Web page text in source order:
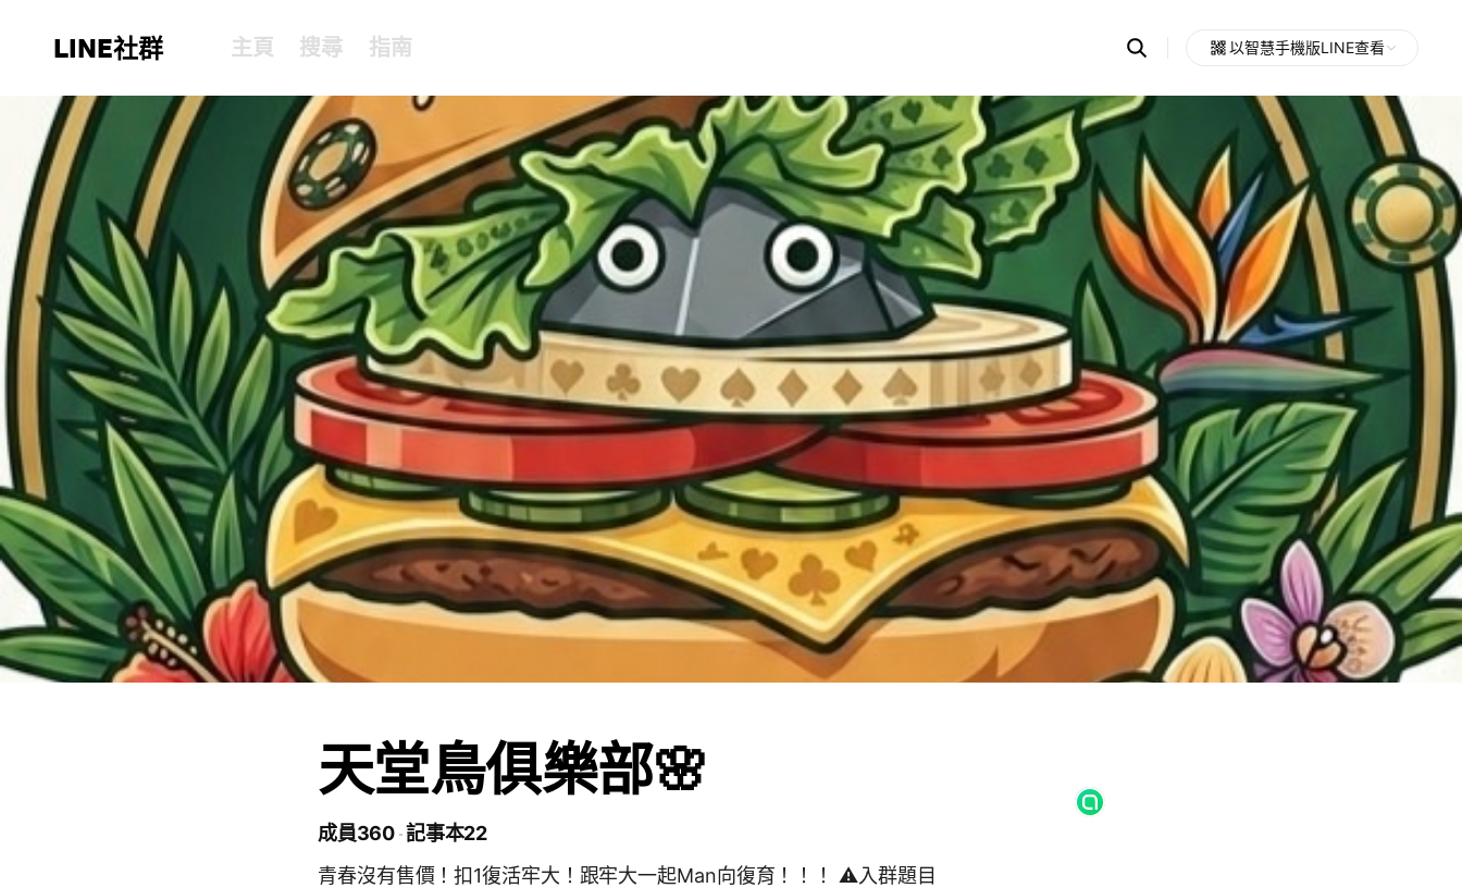
LINE社群 主頁 搜尋 指南 Search
OpenChats
messages
search
area
以智慧手機版LINE查看
天堂鳥俱樂部🌸
成員360 記事本22
青春沒有售價！扣1復活牢大！跟牢大一起Man向復育！！！ ⚠️入群題目